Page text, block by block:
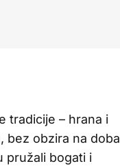
tradicije – hrana i
bez obzira na doba
pružali bogati i